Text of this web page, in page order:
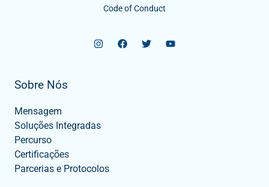
Code of Conduct
Sobre Nós
Mensagem
Soluções Integradas
Percurso
Certificações
Parcerias e Protocolos